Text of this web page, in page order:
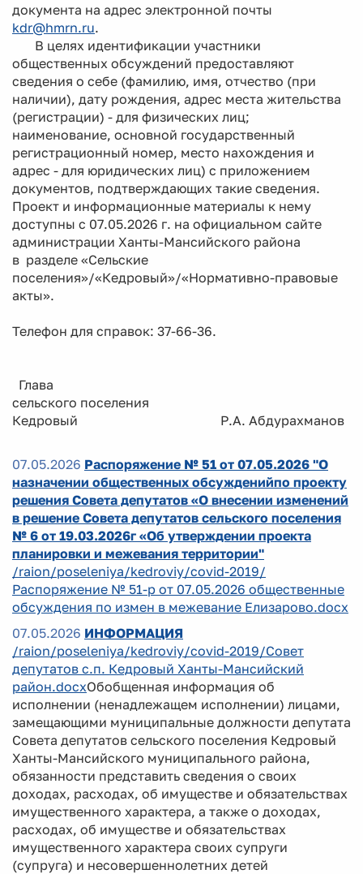
документа на адрес электронной почты
kdr@hmrn.ru.
В целях идентификации участники
общественных обсуждений предоставляют
сведения о себе (фамилию, имя, отчество (при
наличии), дату рождения, адрес места жительства
(регистрации) - для физических лиц;
наименование, основной государственный
регистрационный номер, место нахождения и
адрес - для юридических лиц) с приложением
документов, подтверждающих такие сведения.
Проект и информационные материалы к нему
доступны с 07.05.2026 г. на официальном сайте
администрации Ханты-Мансийского района
в разделе «Сельские
поселения»/«Кедровый»/«Нормативно-правовые
акты».
Телефон для справок: 37-66-36.
Глава
сельского поселения
Кедровый Р.А. Абдурахманов
07.05.2026 Распоряжение № 51 от 07.05.2026 "О
назначении общественных обсужденийпо проекту
решения Совета депутатов «О внесении изменений
в решение Совета депутатов сельского поселения
№ 6 от 19.03.2026г «Об утверждении проекта
планировки и межевания территории"
/raion/poseleniya/kedroviy/covid-2019/
Распоряжение № 51-р от 07.05.2026 общественные
обсуждения по измен в межевание Елизарово.docx
07.05.2026 ИНФОРМАЦИЯ
/raion/poseleniya/kedroviy/covid-2019/Совет
депутатов с.п. Кедровый Ханты-Мансийский
район.docxОбобщенная информация об
исполнении (ненадлежащем исполнении) лицами,
замещающими муниципальные должности депутата
Совета депутатов сельского поселения Кедровый
Ханты-Мансийского муниципального района,
обязанности представить сведения о своих
доходах, расходах, об имуществе и обязательствах
имущественного характера, а также о доходах,
расходах, об имуществе и обязательствах
имущественного характера своих супруги
(супруга) и несовершеннолетних детей